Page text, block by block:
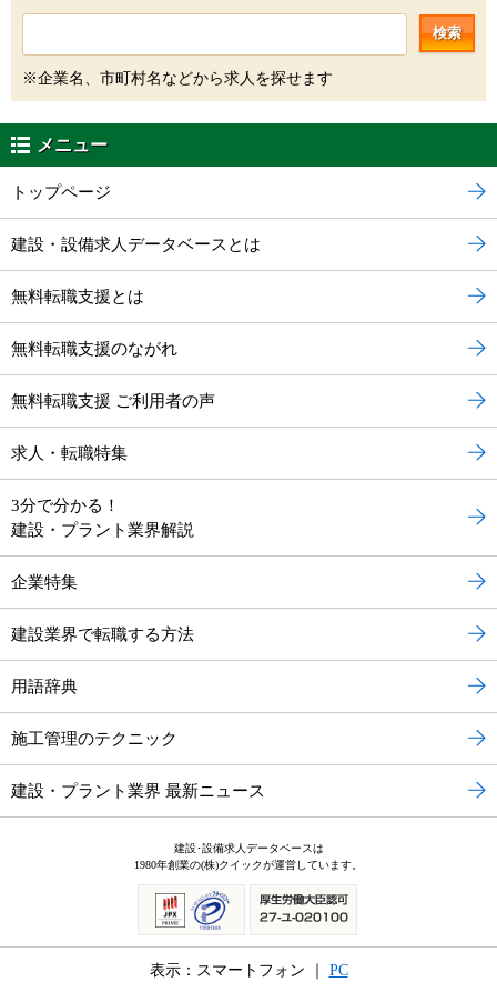
検索
※企業名、市町村名などから求人を探せます
メニュー
トップページ
建設・設備求人データベースとは
無料転職支援とは
無料転職支援のながれ
無料転職支援 ご利用者の声
求人・転職特集
3分で分かる！
建設・プラント業界解説
企業特集
建設業界で転職する方法
用語辞典
施工管理のテクニック
建設・プラント業界 最新ニュース
建設･設備求人データベースは
1980年創業の(株)クイックが運営しています。
表示：スマートフォン ｜ PC